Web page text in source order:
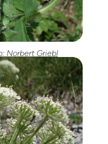
Norbert Griebl